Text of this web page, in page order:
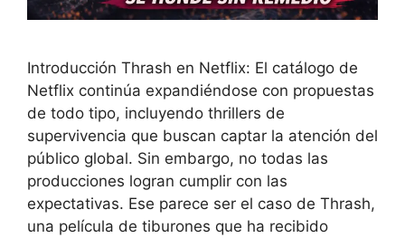
Introducción Thrash en Netflix: El catálogo de
Netflix continúa expandiéndose con propuestas
de todo tipo, incluyendo thrillers de
supervivencia que buscan captar la atención del
público global. Sin embargo, no todas las
producciones logran cumplir con las
expectativas. Ese parece ser el caso de Thrash,
una película de tiburones que ha recibido